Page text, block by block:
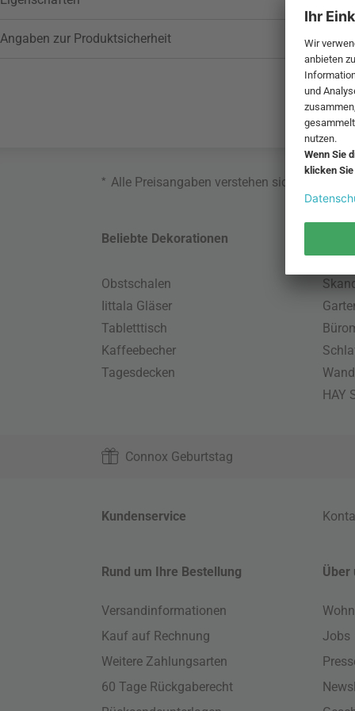
Angaben zur Produktsicherheit
* Alle Preisangaben verstehen sich inklusive
Beliebte Dekorationen
Obstschalen
Iittala Gläser
Tabletttisch
Kaffeebecher
Tagesdecken
HAY
Connox Geburtstag
Kundenservice
Rund um Ihre Bestellung
Versandinformationen
Kauf auf Rechnung
Weitere Zahlungsarten
60 Tage Rückgaberecht
Über
Jobs